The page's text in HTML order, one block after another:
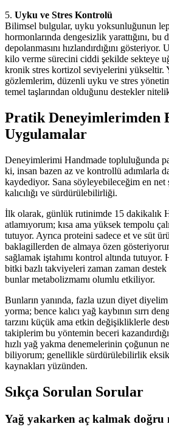
5. Uyku ve Stres Kontrolü
Bilimsel bulgular, uyku yoksunluğunun
hormonlarında dengesizlik yarattığını, bu
depolanmasını hızlandırdığını
kilo verme sürecini ciddi şekilde sekteye
kronik stres kortizol seviyelerini yükseltir.
gözlemlerim, düzenli uyku ve stres
temel taşlarından olduğunu destekler
Pratik Deneyimlerimden
Uygulamalar
Deneyimlerimi Handmade topluluğunda
ki, insan bazen az ve kontrollü adımlarla
kaydediyor. Sana söyleyebileceğim en net
kalıcılığı ve sürdürülebilirliği.
İlk olarak, günlük rutinimde 15 dakikalık
atlamıyorum; kısa ama yüksek tempolu
tutuyor. Ayrıca proteini sadece et ve süt
baklagillerden de almaya özen
sağlamak iştahımı kontrol altında tutuyor.
bitki bazlı takviyeleri zaman zaman
bunlar metabolizmamı olumlu etkiliyor.
Bunların yanında, fazla uzun diyet
yorma; bence kalıcı yağ kaybının sırrı
tarzını küçük ama etkin değişikliklerle
takiplerim bu yöntemin beceri
hızlı yağ yakma denemelerinin çoğunun
biliyorum; genellikle sürdürülebilirlik
kaynakları yüzünden.
Sıkça Sorulan Sorular
Yağ yakarken aç kalmak doğru